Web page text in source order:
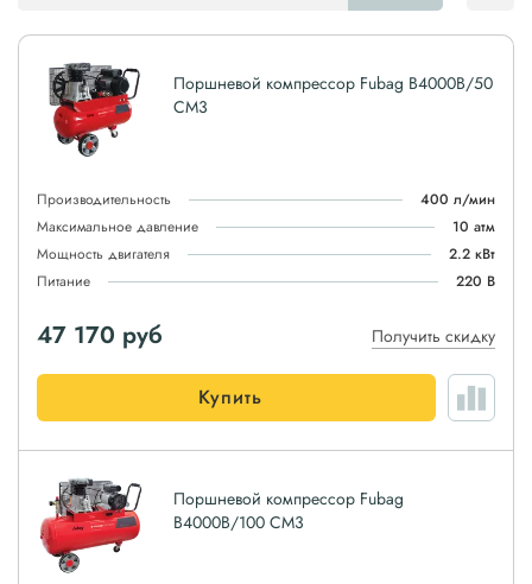
Поршневой компрессор Fubag B4000B/50
CM3
Производительность
400 л/мин
Максимальное давление
10 атм
Мощность двигателя
2.2 кВт
Питание
220 В
47 170 руб Получить скидку
Купить
Поршневой компрессор Fubag
B4000B/100 CM3